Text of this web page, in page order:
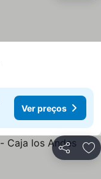
Ver preços
Partilhar